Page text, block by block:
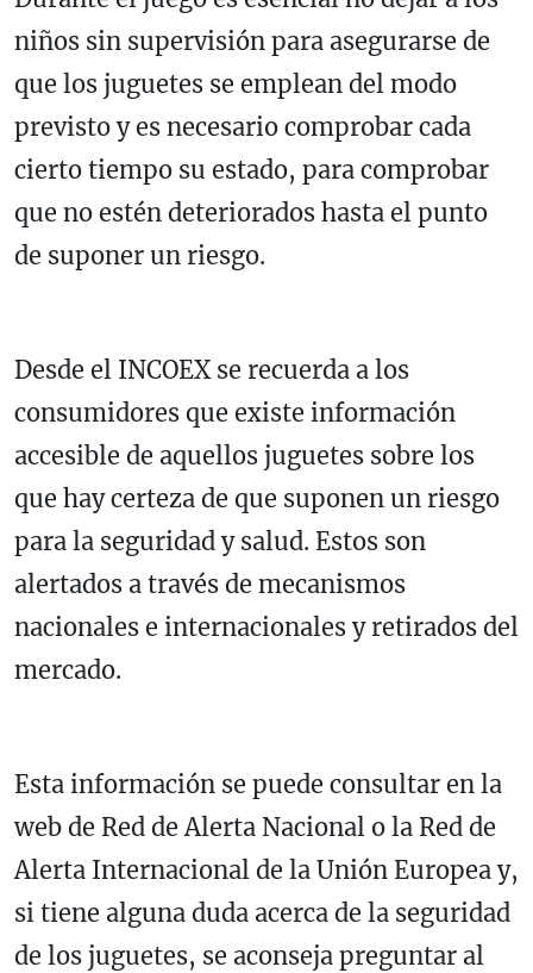
niños sin supervisión para asegurarse de
que los juguetes se emplean del modo
previsto y es necesario comprobar cada
cierto tiempo su estado, para comprobar
que no estén deteriorados hasta el punto
de suponer un riesgo.
Desde el INCOEX se recuerda a los
consumidores que existe información
accesible de aquellos juguetes sobre los
que hay certeza de que suponen un riesgo
para la seguridad y salud. Estos son
alertados a través de mecanismos
nacionales e internacionales y retirados del
mercado.
Esta información se puede consultar en la
web de Red de Alerta Nacional o la Red de
Alerta Internacional de la Unión Europea y,
si tiene alguna duda acerca de la seguridad
de los juguetes, se aconseja preguntar al